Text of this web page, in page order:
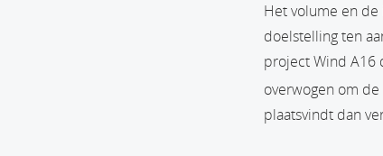
Het volume en
doelstelling ten
project Wind A16
overwogen om
plaatsvindt dan